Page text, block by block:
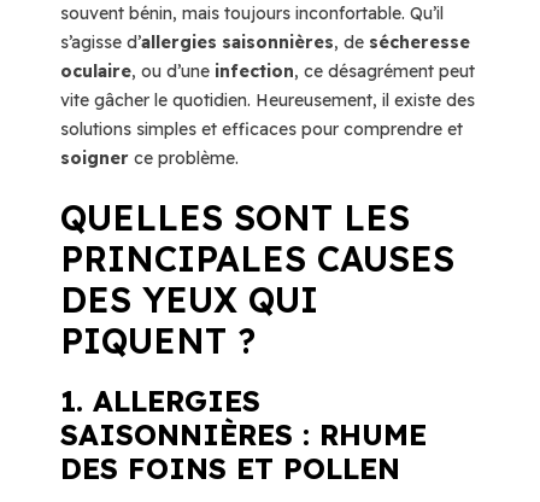
souvent bénin, mais toujours inconfortable. Qu’il
s’agisse d’allergies saisonnières, de sécheresse
oculaire, ou d’une infection, ce désagrément peut
vite gâcher le quotidien. Heureusement, il existe des
solutions simples et efficaces pour comprendre et
soigner ce problème.
QUELLES SONT LES
PRINCIPALES CAUSES
DES YEUX QUI
PIQUENT ?
1. ALLERGIES
SAISONNIÈRES : RHUME
DES FOINS ET POLLEN